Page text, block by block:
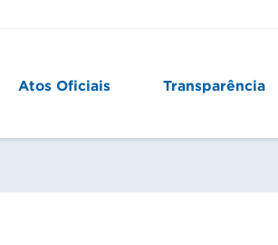
Atos Oficiais Transparência